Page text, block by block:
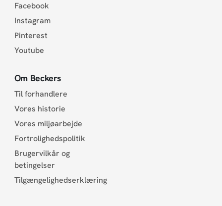
Facebook
Instagram
Pinterest
Youtube
Om Beckers
Til forhandlere
Vores historie
Vores miljøarbejde
Fortrolighedspolitik
Brugervilkår og
betingelser
Tilgængelighedserklæring